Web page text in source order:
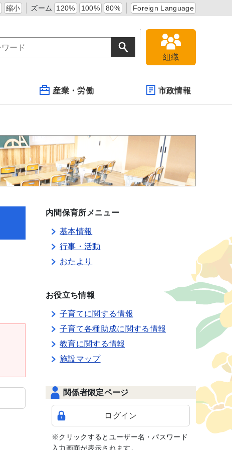
縮小 ズーム 120% 100% 80% Foreign Language
組織
産業・労働 市政情報
内間保育所メニュー
基本情報
行事・活動
おたより
お役立ち情報
子育てに関する情報
子育て各種助成に関する情報
教育に関する情報
施設マップ
関係者限定ページ
ログイン
※クリックするとユーザー名・パスワード
入力画面が表示されます。